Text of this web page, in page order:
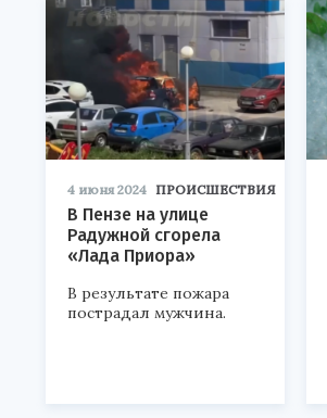
4 июня 2024 ПРОИСШЕСТВИЯ
В Пензе на улице
Радужной сгорела
«Лада Приора»
В результате пожара
пострадал мужчина.